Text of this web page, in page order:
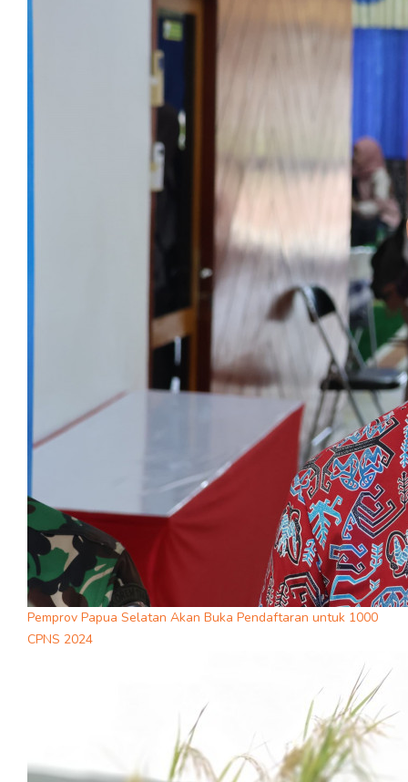
Pemprov Papua Selatan Akan Buka Pendaftaran untuk 1000
CPNS 2024